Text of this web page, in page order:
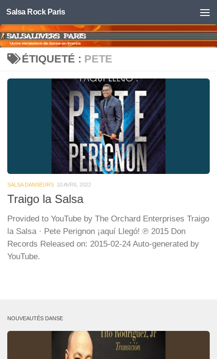
Skip to content
Salsa Rock Paris
ÉTIQUETÉ : PETE
SALSA DANSEURS 10 AVRIL 2022
Traigo la Salsa
Provided to YouTube by The Orchard Enterprises Traigo
la Salsa · Pete Perignon ¡aquí Llegó! ℗ 2015 Don
Records Released on: 2015-02-24 Auto-generated by
YouTube.
NOUVEAUTÉS DANSE